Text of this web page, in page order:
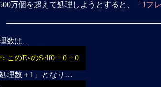
万個を超えて処理しようとすると、 「1フ
数は…
このEvのSelf0 = 0 + 0
理数＋1」となり…